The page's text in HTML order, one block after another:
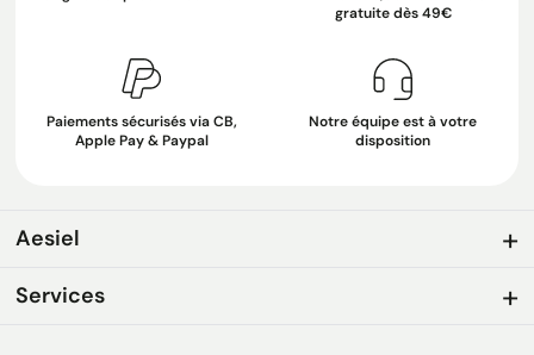
gratuite dès 49€
Paiements sécurisés via CB,
Apple Pay & Paypal
Notre équipe est à votre
disposition
Aesiel
Services